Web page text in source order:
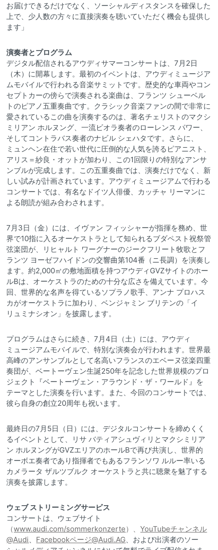
お届けできるだけでなく、ソーシャルディスタンスを確保した
上で、少人数の方々に直接演奏を聴いていただく機会も提供し
ます」
演奏者とプログラム
デジタル配信されるアウディサマーコンサートは、7月2日
（木）に開幕します。最初のイベントは、アウディミュージア
ムモバイルで行われる音楽サミットです。歴史的な車両やコン
セプトカーの傍らで演奏される楽曲は、フランツ シューベル
トのピアノ五重奏曲です。クラシック音楽ファンの間で非常に
愛されているこの曲を演奏するのは、著名チェリストのマクシ
ミリアン ホルヌング、一流ビオラ奏者のローレンス パワー、
そしてコントラバス奏者のナビル シェハタです。さらに、
ミュンヘン在住で若い世代に圧倒的な人気を誇るピアニスト、
アリス＝紗良・オットが加わり、この1回限りの特別なアンサ
ンブルが完成します。この五重奏曲では、演奏だけでなく、新
しい試みが計画されています。アウディミュージアムで行わる
コンサートでは、有名なドイツ人俳優、カッチャ リーマンに
よる朗読が組み合わされます。
7月3日（金）には、イヴァン フィッシャーが指揮を務め、世
界で10指に入るオーケストラとして知られるブダペスト祝祭管
弦楽団が、リヒャルト ワーグナーのジークフリート牧歌とフ
ランツ ヨーゼフハイドンの交響曲第104番（ニ長調）を演奏し
ます。約2,000㎡の敷地面積を持つアウディGVZサイトのホー
ルBは、オーケストラのための十分な広さを備えています。今
回、世界的な名声を得ているソプラノ歌手、アンナ プロハス
カがオーケストラに加わり、ベンジャミン ブリテンの「イ
リュミナシオン」を披露します。
プログラムはさらに続き、7月4日（土）には、アウディ
ミュージアムモバイルで、特別な演奏会が行われます。世界最
高峰のアンサンブルとして名高いフランスのエベーヌ弦楽四重
奏団が、ベートーヴェン生誕250年を記念した世界規模のプロ
ジェクト『ベートーヴェン・アラウンド・ザ・ワールド』を
テーマとした演奏を行います。また、今回のコンサートでは、
彼ら自身の創立20周年も祝います。
最終日の7月5日（日）には、デジタルコンサートを締めくく
るイベントとして、リサ バティアシュヴィリとマクシミリア
ン ホルヌングがGVZエリアのホールBで再び共演し、世界的
オーボエ奏者であり指揮者でもあるフランソワ ルルー率いる
カメラータ ザルツブルク オーケストラと共に聴衆を魅了する
演奏を披露します。
ウェブ ストリーミングサービス
コンサートは、ウェブサイト
（www.audi.com/sommerkonzerte）、YouTubeチャンネル
@Audi、 Facebookページ@Audi.AG、および出演者のソー